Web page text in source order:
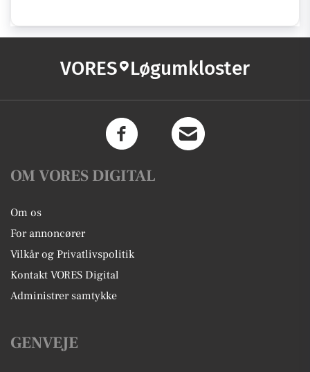
VORES Løgumkloster
OM VORES DIGITAL
Om os
For annoncører
Vilkår og Privatlivspolitik
Kontakt VORES Digital
Administrer samtykke
GENVEJE